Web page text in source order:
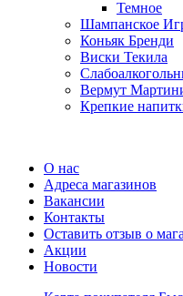
Темное
Шампанское
Коньяк Бренди
Виски Текила
Вермут
Крепкие
О нас
Адреса магазинов
Вакансии
Контакты
Оставить отзыв о
Акции
Новости